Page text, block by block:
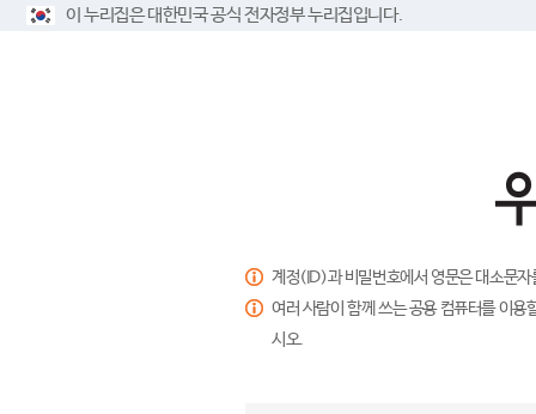
이 누리집은 대한민국 공식 전자정부 누리집입니다.
계정(ID)과 비밀번호에서 영문은 대소문
여러 사람이 함께 쓰는 공용 컴퓨터를 이
시오.